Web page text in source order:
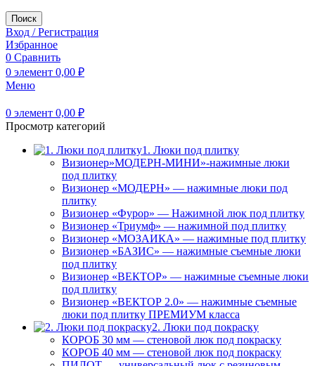
Поиск
Вход / Регистрация
Избранное
0 Сравнить
0 элемент 0,00 ₽
Меню
0 элемент 0,00 ₽
Просмотр категорий
1. Люки под плитку
Визионер»МОДЕРН-МИНИ»-нажимные люки
под плитку
Визионер «МОДЕРН» — нажимные люки под
плитку
Визионер «Фурор» — Нажимной люк под плитку
Визионер «Триумф» — нажимной под плитку
Визионер «МОЗАИКА» — нажимные под плитку
Визионер «БАЗИС» — нажимные съемные люки
под плитку
Визионер «ВЕКТОР» — нажимные съемные люки
под плитку
Визионер «ВЕКТОР 2.0» — нажимные съемные
люки под плитку ПРЕМИУМ класса
2. Люки под покраску
КОРОБ 30 мм — стеновой люк под покраску
КОРОБ 40 мм — стеновой люк под покраску